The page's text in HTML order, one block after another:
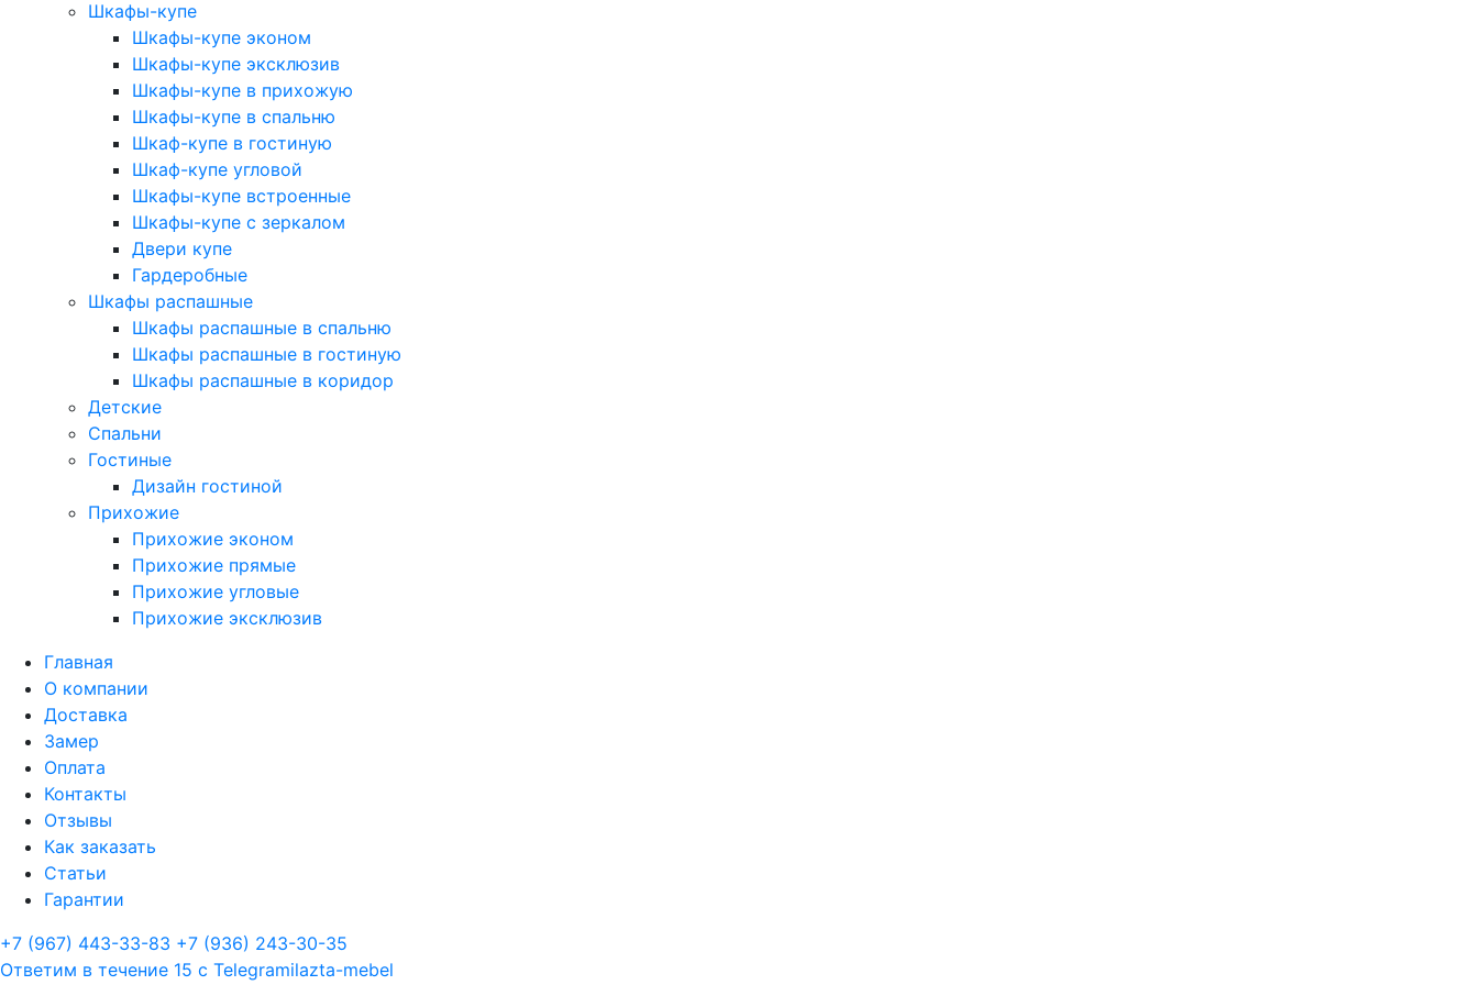
Шкафы-купе
Шкафы-купе эконом
Шкафы-купе эксклюзив
Шкафы-купе в прихожую
Шкафы-купе в спальню
Шкаф-купе в гостиную
Шкаф-купе угловой
Шкафы-купе встроенные
Шкафы-купе с зеркалом
Двери купе
Гардеробные
Шкафы распашные
Шкафы распашные в спальню
Шкафы распашные в гостиную
Шкафы распашные в коридор
Детские
Спальни
Гостиные
Дизайн гостиной
Прихожие
Прихожие эконом
Прихожие прямые
Прихожие угловые
Прихожие эксклюзив
Главная
О компании
Доставка
Замер
Оплата
Контакты
Отзывы
Как заказать
Статьи
Гарантии
+7 (967) 443-33-83 +7 (936) 243-30-35
Ответим в течение 15 с Telegramilazta-mebel